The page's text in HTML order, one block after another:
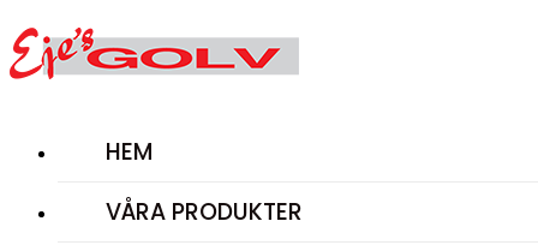
till
innehåll
HEM
VÅRA PRODUKTER